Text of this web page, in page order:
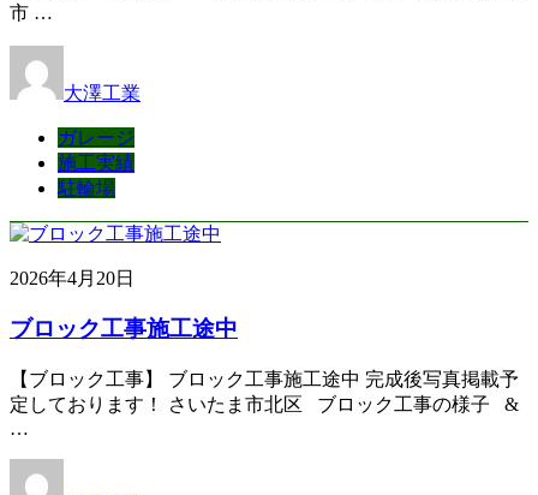
市 …
大澤工業
ガレージ
施工実績
駐輪場
2026年4月20日
ブロック工事施工途中
【ブロック工事】 ブロック工事施工途中 完成後写真掲載予
定しております！ さいたま市北区 ブロック工事の様子 &
…